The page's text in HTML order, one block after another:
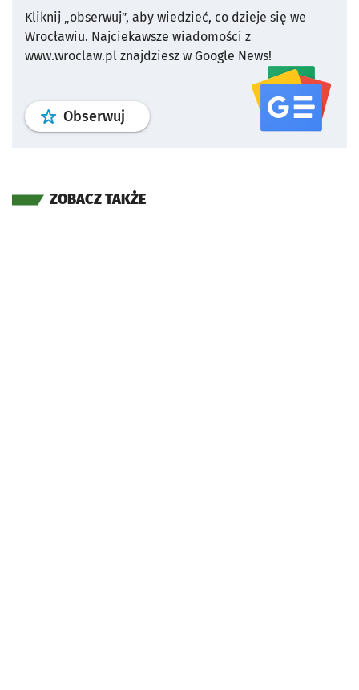
Kliknij „obserwuj”, aby wiedzieć, co dzieje się we
Wrocławiu. Najciekawsze wiadomości z
www.wroclaw.pl znajdziesz w Google News!
Obserwuj profil serwisu
ZOBACZ TAKŻE